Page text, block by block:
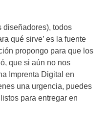
diseñadores), todos
qué sirve’ es la fuente
propongo para que los
que si aún no nos
Imprenta Digital en
una urgencia, puedes
para entregar en